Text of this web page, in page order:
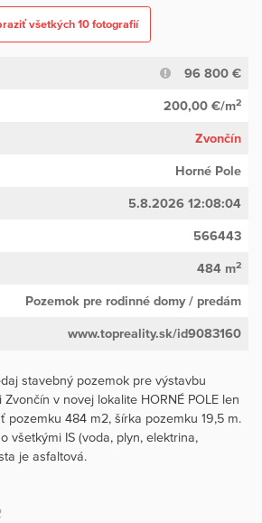
všetkých 10 fotografií
96 800 €
200,00 €/m2
Zvončín
Horné Pole
5.8.2026 12:08:04
566443
484 m2
Pozemok pre rodinné domy/ predám
www.topreality.sk/id9083160
stavebný pozemok pre výstavbu
v novej lokalite HORNÉ POLE len
pozemku 484 m2, šírka pozemku 19,5 m.
všetkými IS (voda, plyn, elektrina,
je asfaltová.